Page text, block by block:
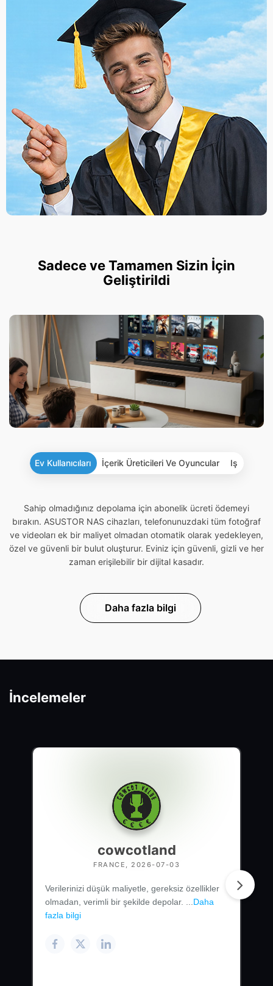
Sadece ve Tamamen Sizin İçin
Geliştirildi
Ev Kullanıcıları İçerik Üreticileri Ve Oyuncular Iş
Sahip olmadığınız depolama için abonelik ücreti ödemeyi
bırakın. ASUSTOR NAS cihazları, telefonunuzdaki tüm fotoğraf
ve videoları ek bir maliyet olmadan otomatik olarak yedekleyen,
özel ve güvenli bir bulut oluşturur. Eviniz için güvenli, gizli ve her
zaman erişilebilir bir dijital kasadır.
Daha fazla bilgi
İncelemeler
cowcotland
FRANCE, 2026-07-03
Verilerinizi düşük maliyetle, gereksiz özellikler
olmadan, verimli bir şekilde depolar. ... Daha
fazla bilgi